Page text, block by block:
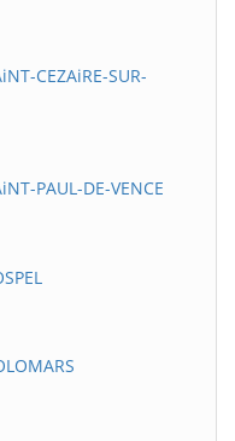
CEZAiRE-SUR-
PAUL-DE-VENCE